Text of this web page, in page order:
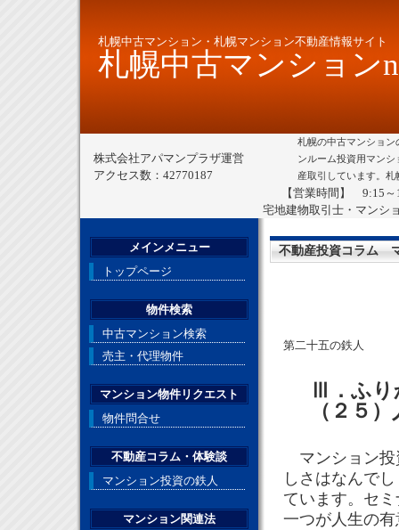
札幌中古マンション・札幌マンション不動産情報サイト
札幌中古マンション
株式会社アパマンプラザ運営
アクセス数：42770187
札幌の中古マンショ
ンルーム投資用マン
産取引しています。
【営業時間】 9:15
宅地建物取引士・マンシ
不動産投資コラム
第二十五の鉄人
Ⅲ．ふ
（２５
マンション投
しさはなんで
ています。セ
一つが人生の
メインメニュー
トップページ
物件検索
中古マンション検索
売主・代理物件
マンション物件リクエスト
物件問合せ
不動産コラム・体験談
マンション投資の鉄人
マンション関連法